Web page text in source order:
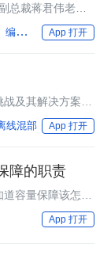
总裁蒋君伟老师
，蒋老师表示自动
的存在，自动化运
编程语言 微服务
App 打开
及其解决方案，
线混部 App 打开
障的职责
容量保障该怎么
App 打开